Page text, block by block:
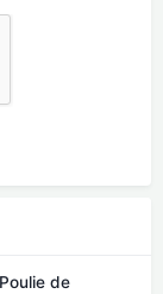
de